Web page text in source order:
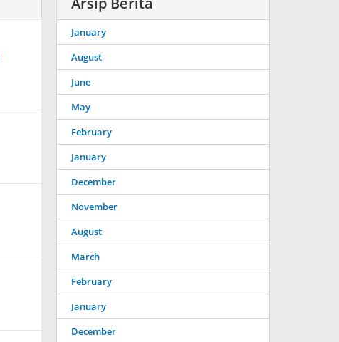
January
August
June
May
February
January
December
November
August
March
February
January
December